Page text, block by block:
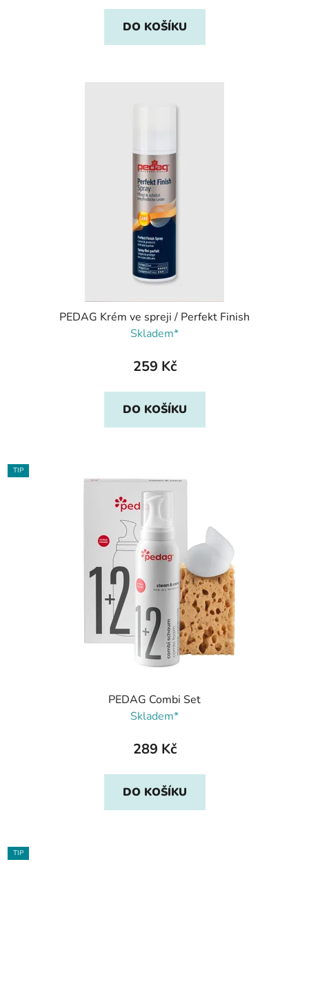
DO KOŠÍKU
PEDAG Krém ve spreji / Perfekt Finish
Skladem*
259 Kč
DO KOŠÍKU
TIP
PEDAG Combi Set
Skladem*
289 Kč
DO KOŠÍKU
TIP